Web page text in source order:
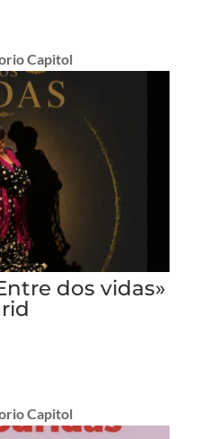
Capitol
dos vidas»
Capitol